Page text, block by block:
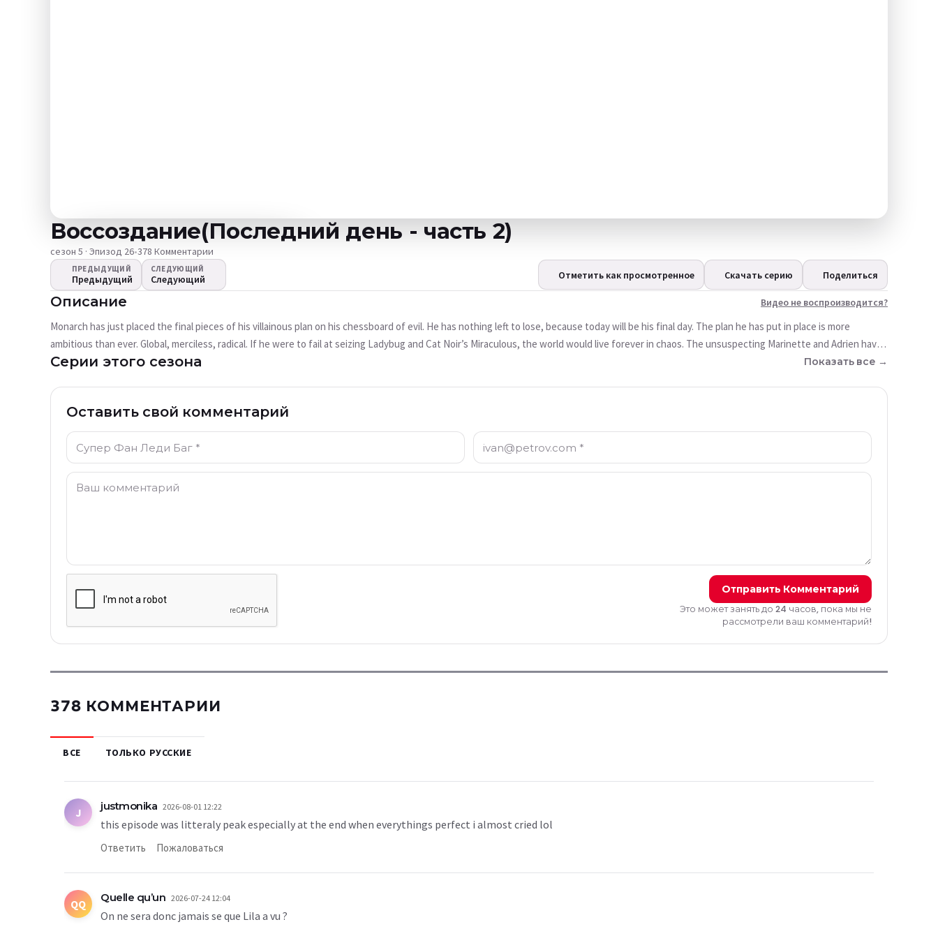
Видео не
В настоящее время это видео недоступно
Попробовать снова
Воссоздание(Последний день - часть 2)
сезон 5 · Эпизод 26•378 Комментарии
ПРЕДЫДУЩИЙ
Предыдущий
СЛЕДУЮЩИЙ
Следующий Отметить как просмотренное Скачать серию Поделиться
Описание Видео не воспроизводится?
Monarch has just placed the final pieces of his villainous plan on his chessboard of evil. He has nothing left to lose, because today will be his final day. The plan he has put in place is more
ambitious than ever. Global, merciless, radical. If he were to fail at seizing Ladybug and Cat Noir’s Miraculous, the world would live forever in chaos. The unsuspecting Marinette and Adrien have
already fallen victim to this plan. Are Ladybug and Cat Noir doomed? Will Monarch win in the end?
Серии этого сезона Показать все →
Оставить свой комментарий
Имя: * Электронная почта: *
Комментарий: *
Отправить Комментарий
Это может занять до 24 часов, пока мы не
рассмотрели ваш комментарий!
378 КОММЕНТАРИИ
ВСЕ ТОЛЬКО РУССКИЕ
J justmonika 2026-08-01 12:22
this episode was litteraly peak especially at the end when everythings perfect i almost cried lol
Ответить Пожаловаться
QQ Quelle qu’un 2026-07-24 12:04
On ne sera donc jamais se que Lila a vu ?